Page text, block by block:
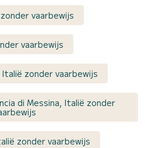
vaarbewijs
vaarbewijs
zonder vaarbewijs
di Messina, Italië zonder
zonder vaarbewijs